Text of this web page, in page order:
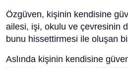
Özgüven, kişinin kendisine
ailesi, işi, okulu ve çevresinin
bunu hissettirmesi ile oluşan
Aslında kişinin kendisine